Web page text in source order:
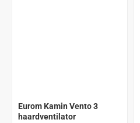
Eurom Kamin Vento 3
haardventilator